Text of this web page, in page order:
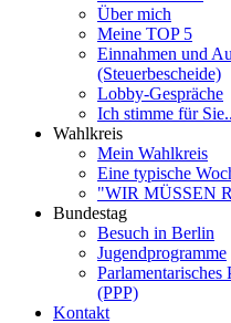
Über mich
Meine TOP 5
Einnahmen und
(Steuerbescheide)
Lobby-Gespräche
Ich stimme für
Wahlkreis
Mein Wahlkreis
Eine typische
"WIR MÜSSEN
Bundestag
Besuch in Berlin
Jugendprogramme
Parlamentarisches
(PPP)
Kontakt